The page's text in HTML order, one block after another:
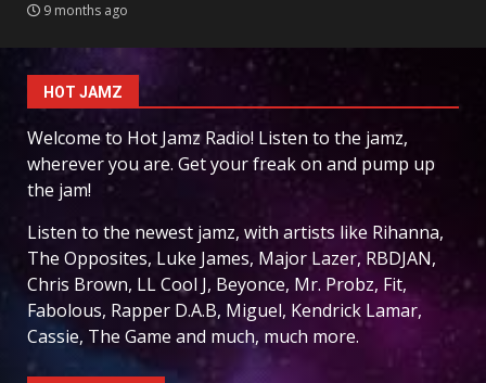
9 months ago
HOT JAMZ
Welcome to Hot Jamz Radio! Listen to the jamz,
wherever you are. Get your freak on and pump up
the jam!
Listen to the newest jamz, with artists like Rihanna,
The Opposites, Luke James, Major Lazer, RBDJAN,
Chris Brown, LL Cool J, Beyonce, Mr. Probz, Fit,
Fabolous, Rapper D.A.B, Miguel, Kendrick Lamar,
Cassie, The Game and much, much more.